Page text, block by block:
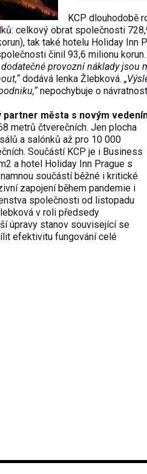
KCP dlouhodobě
ů: celkový obrat společnosti
tak také hotelu Holiday Inn
čnosti činil 93,6 milionu
é provozní náklady jsou
dodává lenka Žlebková. „V
nepochybuje o
partner města s novým
metrů čtverečních. Jen plocha
ů a salónků až pro 10 000
ích. Součástí KCP je i Business
a hotel Holiday Inn Prague s
součástí běžné i kritické
zapojení během pandemie i
společnosti od listopadu
á v roli předsedy
í úpravy stanov související se
efektivitu fungování celé